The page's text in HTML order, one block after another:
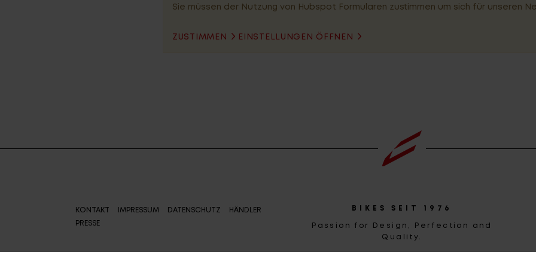
Sie müssen der Nutzung von Hubspot Formularen zustimmen um sich für unseren
ZUSTIMMEN EINSTELLUNGEN ÖFFNEN
BIKES SEIT 1976
Passion for Design, Perfection and
Quality.
KONTAKT IMPRESSUM DATENSCHUTZ
HÄNDLER
PRESSE